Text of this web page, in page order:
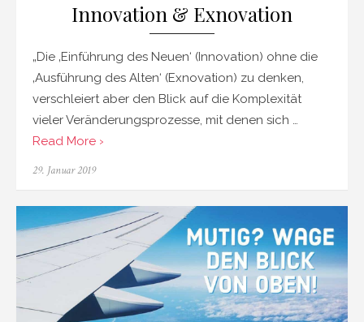
Innovation & Exnovation
„Die ‚Einführung des Neuen‘ (Innovation) ohne die
‚Ausführung des Alten‘ (Exnovation) zu denken,
verschleiert aber den Blick auf die Komplexität
vieler Veränderungsprozesse, mit denen sich …
Read More ›
Posted
29. Januar 2019